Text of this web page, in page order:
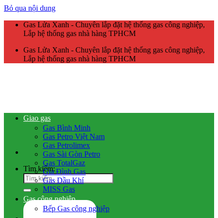
Bỏ qua nội dung
Gas Lửa Xanh - Chuyên lắp đặt hệ thống gas công nghiệp,
Lắp hệ thống gas nhà hàng TPHCM
Gas Lửa Xanh - Chuyên lắp đặt hệ thống gas công nghiệp,
Lắp hệ thống gas nhà hàng TPHCM
Tìm kiếm:
Giao gas
Gas Bình Minh
Gas Petro Việt Nam
Gas Petrolimex
Gas Sài Gòn Petro
Gas TotalGaz
Gia Đình Gas
Gas Dầu Khí
MISS Gas
Gas công nghiệp
Bếp Gas công nghiệp